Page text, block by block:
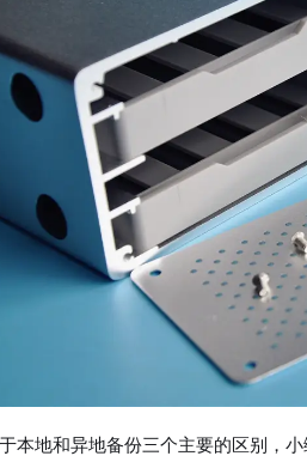
本地和异地备份三个主要的区别，